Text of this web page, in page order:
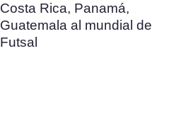
Costa Rica, Panamá,
Guatemala al mundial de
Futsal